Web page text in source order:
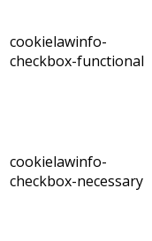
cookielawinfo-
checkbox-functional
cookielawinfo-
checkbox-necessary